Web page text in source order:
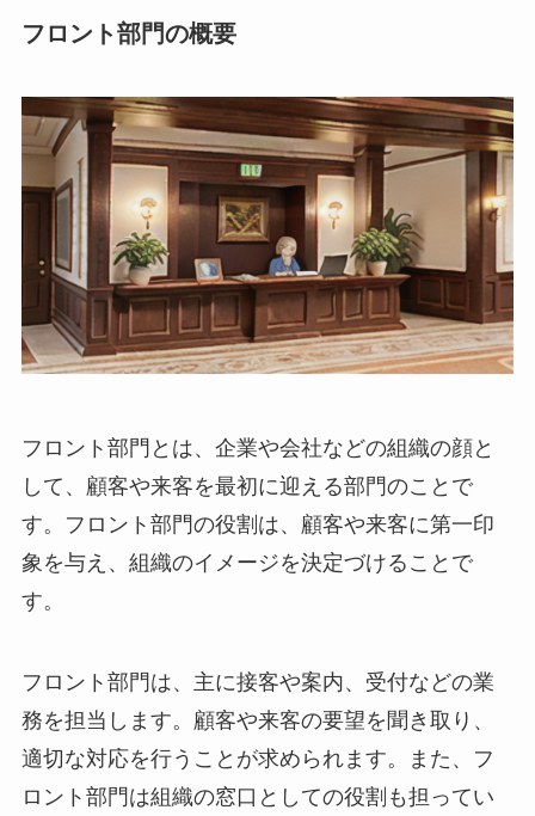
フロント部門の概要
フロント部門とは、企業や会社などの組織の顔と
して、顧客や来客を最初に迎える部門のことで
す。
フロント部門の役割は、顧客や来客に第一印
象を与え、組織のイメージを決定づけることで
す。
フロント部門は、主に接客や案内、受付などの業
務を担当します。顧客や来客の要望を聞き取り、
適切な対応を行うことが求められます。
また、フ
ロント部門は組織の窓口としての役割も担ってい